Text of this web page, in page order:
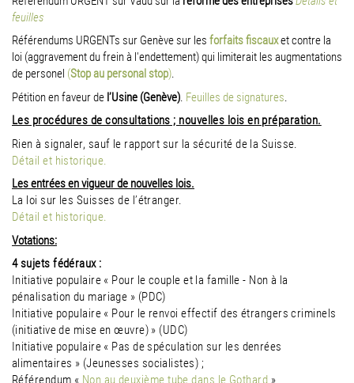
feuilles
Référendums URGENTs sur Genève sur les forfaits fiscauxet contre la
loi (aggravement du frein à l'endettement) qui limiterait les augmentations
de personel (Stop au personal stop).
Pétition en faveur de l’Usine (Genève). Feuilles de signatures.
Les procédures de consultations ; nouvelles lois en préparation.
Rien à signaler, sauf le rapport sur la sécurité de la Suisse.
Détail et historique.
Les entrées en vigueur de nouvelles lois.
La loi sur les Suisses de l’étranger.
Détail et historique.
Votations:
4 sujets fédéraux :
Initiative populaire « Pour le couple et la famille - Non à la
pénalisation du mariage » (PDC)
Initiative populaire « Pour le renvoi effectif des étrangers criminels
(initiative de mise en œuvre) » (UDC)
Initiative populaire « Pas de spéculation sur les denrées
alimentaires » (Jeunesses socialistes) ;
Référendum « Non au deuxième tube dans le Gothard »